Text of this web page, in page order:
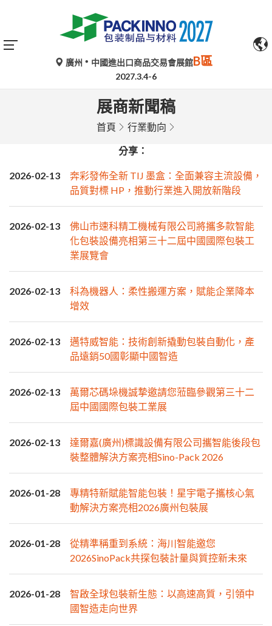
廣州 中國進出口商品交易會展館B區
2027.3.4-6
展商新聞稿
首頁 行業動向
分享：
2026-02-13
奔彩發佈全新 TIJ 墨盒：全面兼容主流設備，
品質對標 HP，推動行業進入開放新階段
2026-02-13
佛山市速科精工機械有限公司將攜多款智能
化包裝設備亮相第三十二屆中國國際包裝工
業展覽會
2026-02-13
科為機器人：柔性搬運方案，賦能企業降本
增效
2026-02-13
邁特威智能：技術創新撬動包裝自動化，產
品遠銷50國彰顯中國智造
2026-02-13
萬爾芯碼垛機誠摯邀請您蒞臨參觀第三十二
屆中國國際包裝工業展
2026-02-13
達爾嘉(廣州)標識設備有限公司攜智能後段包
裝整體解決方案亮相Sino-Pack 2026
2026-01-28
專精特新賦能智能包裝！星宇電子攜核心氣
動解決方案亮相2026廣州包裝展
2026-01-28
從精準稱重到系統：海川智能邀您
2026SinoPack共探包裝計量與質控新未來
2026-01-28
智啟全球包裝新生態：以高速高質，引領中
國智造走向世界